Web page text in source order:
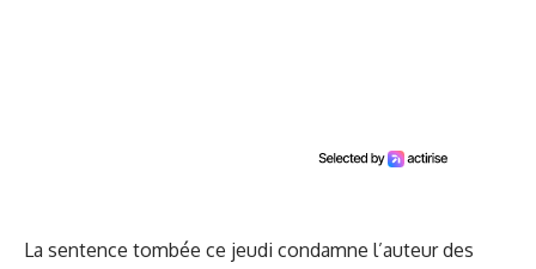
La sentence tombée ce jeudi condamne l’auteur des